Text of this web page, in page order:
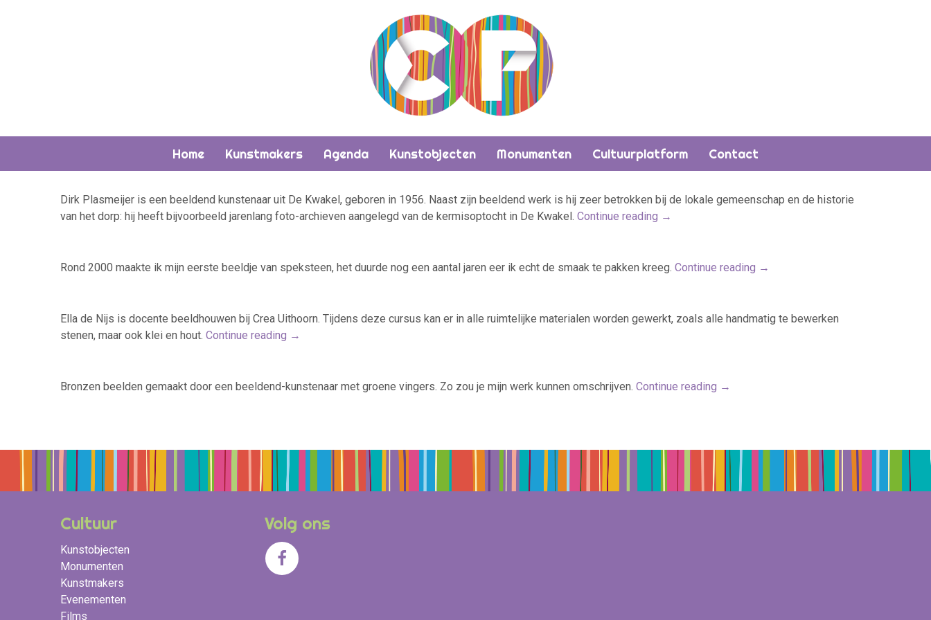
Home Kunstmakers Agenda Kunstobjecten Monumenten Cultuurplatform Contact
Dirk Plasmeijer is een beeldend kunstenaar uit De Kwakel, geboren in 1956. Naast zijn beeldend werk is hij zeer betrokken bij de lokale gemeenschap en de historie
van het dorp: hij heeft bijvoorbeeld jarenlang foto-archieven aangelegd van de kermisoptocht in De Kwakel. Continue reading →
Rond 2000 maakte ik mijn eerste beeldje van speksteen, het duurde nog een aantal jaren eer ik echt de smaak te pakken kreeg. Continue reading →
Ella de Nijs is docente beeldhouwen bij Crea Uithoorn. Tijdens deze cursus kan er in alle ruimtelijke materialen worden gewerkt, zoals alle handmatig te bewerken
stenen, maar ook klei en hout. Continue reading →
Bronzen beelden gemaakt door een beeldend-kunstenaar met groene vingers. Zo zou je mijn werk kunnen omschrijven. Continue reading →
Cultuur
Kunstobjecten
Monumenten
Kunstmakers
Evenementen
Films
Volg ons